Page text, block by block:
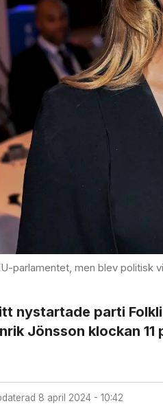
parlamentet, men blev politisk
nystartade parti
Jönsson klockan
8 april 2024 - 10:42